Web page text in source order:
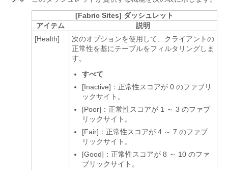
[Fabric Sites] ダッシュレット
アイテム
説明
[Health]
次のオプションを使用して、クライアントの
正常性を基にテーブルをフィルタリングしま
す。
すべて
[Inactive]：正常性スコアが 0 のファブリ
ックサイト。
[Poor]：正常性スコアが 1 ～ 3 のファブ
リックサイト。
[Fair]：正常性スコアが 4 ～ 7 のファブ
リックサイト。
[Good]：正常性スコアが 8 ～ 10 のファ
ブリックサイト。